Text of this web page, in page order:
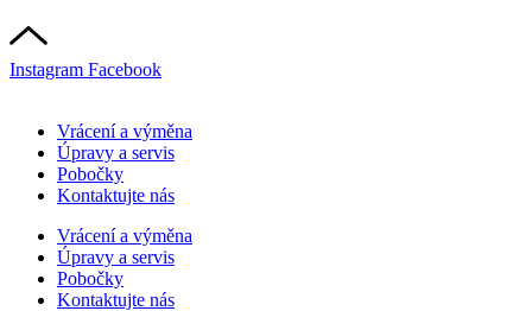
Instagram Facebook
Vrácení a výměna
Úpravy a servis
Pobočky
Kontaktujte nás
Vrácení a výměna
Úpravy a servis
Pobočky
Kontaktujte nás